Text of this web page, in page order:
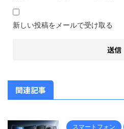
新しい投稿をメールで受け取る
関連記事
スマートフォン